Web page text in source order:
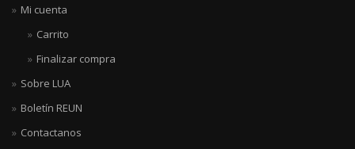
Mi cuenta
Carrito
Finalizar compra
Sobre LUA
Boletín REUN
Contactanos